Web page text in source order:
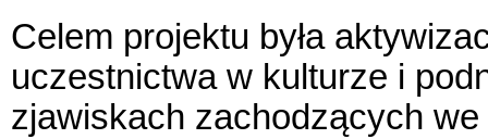
Celem projektu była
uczestnictwa w kulturze i
zjawiskach zachodzących